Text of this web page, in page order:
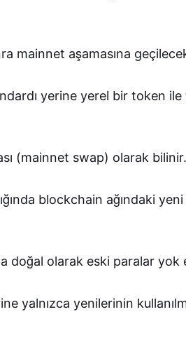
mainnet aşamasına
yerine yerel bir token
(mainnet swap) olarak bilinir.
blockchain ağındaki
doğal olarak eski paralar yok
yalnızca yenilerinin